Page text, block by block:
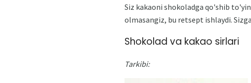
Siz kakaoni shokoladga qo'shib
olmasangiz, bu retsept ishlaydi.
Shokolad va kakao sirlari
Tarkibi: